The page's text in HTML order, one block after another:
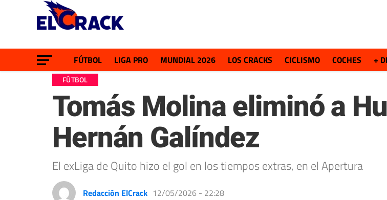
FÚTBOL LIGA PRO MUNDIAL 2026 LOS CRACKS CICLISMO COCHES +
FÚTBOL
Tomás Molina eliminó a
Hernán Galíndez
El exLiga de Quito hizo el gol en los tiempos extras, en el Apertura
Redacción ElCrack 12/05/2026 - 22:28